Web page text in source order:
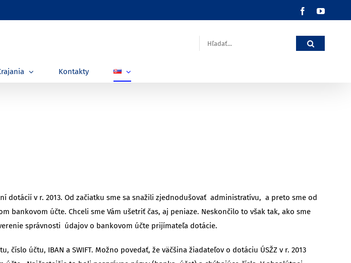
Facebook
Hľadať:
Kontakty
dotácií v r. 2013. Od začiatku sme sa snažili zjednodušovať administratívu, a preto sme od
bankovom účte. Chceli sme Vám ušetriť čas, aj peniaze. Neskončilo to však tak, ako sme
správnosti údajov o bankovom účte prijímateľa dotácie.
účtu, IBAN a SWIFT. Možno povedať, že väčšina žiadateľov o dotáciu ÚSŽZ v r. 2013